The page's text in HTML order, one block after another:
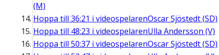
(M)
Hoppa till 36:21 i videospelarenOscar Sjöstedt (SD)
Hoppa till 48:23 i videospelarenUlla Andersson (V)
Hoppa till 50:37 i videospelarenOscar Sjöstedt (SD)